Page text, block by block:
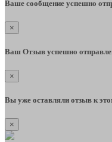
Ваше сообщение успешно
×
Ваш Отзыв успешно
×
Вы уже оставляли отзыв к
×